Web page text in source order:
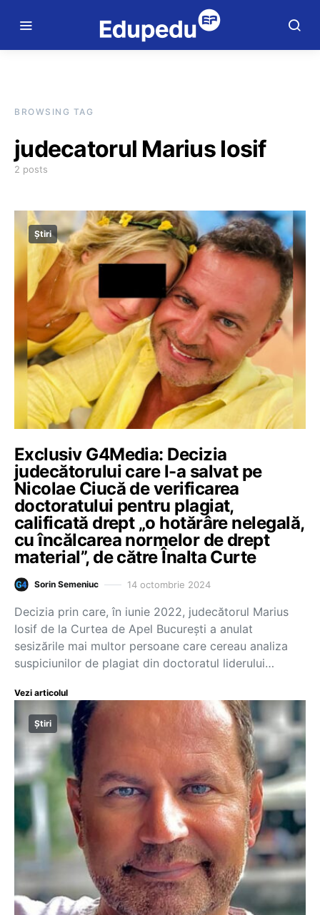
BROWSING TAG
judecatorul Marius Iosif
2 posts
Știri
Exclusiv G4Media: Decizia
judecătorului care l-a salvat pe
Nicolae Ciucă de verificarea
doctoratului pentru plagiat,
calificată drept „o hotărâre nelegală,
cu încălcarea normelor de drept
material”, de către Înalta Curte
Sorin Semeniuc 14 octombrie 2024
Decizia prin care, în iunie 2022, judecătorul Marius
Iosif de la Curtea de Apel București a anulat
sesizările mai multor persoane care cereau analiza
suspiciunilor de plagiat din doctoratul liderului…
Vezi articolul
Știri